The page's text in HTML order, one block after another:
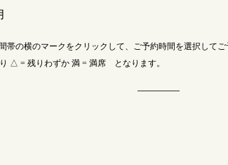
帯の横のマークをクリックして、ご予約時間を選択してご
△ = 残りわずか 満 = 満席 となります。